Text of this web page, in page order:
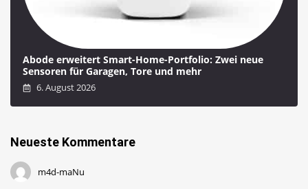
Abode erweitert Smart-Home-Portfolio: Zwei neue
Sensoren für Garagen, Tore und mehr
6. August 2026
Neueste Kommentare
m4d-maNu